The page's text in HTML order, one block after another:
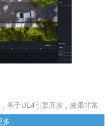
基于UE4引擎开发，效果非常
游与虚拟现实加持，让用户身
多